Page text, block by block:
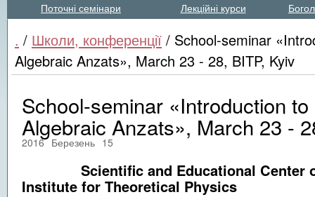
Поточні семінари Лекційні курси
. / Школи, конференції / School-seminar
Algebraic Anzats», March 23 - 28, BITP, Kyiv
School-seminar «Introduction
Algebraic Anzats», March 23 -
2016 Березень 15
Scientific and Educational Center of
Institute for Theoretical Physics